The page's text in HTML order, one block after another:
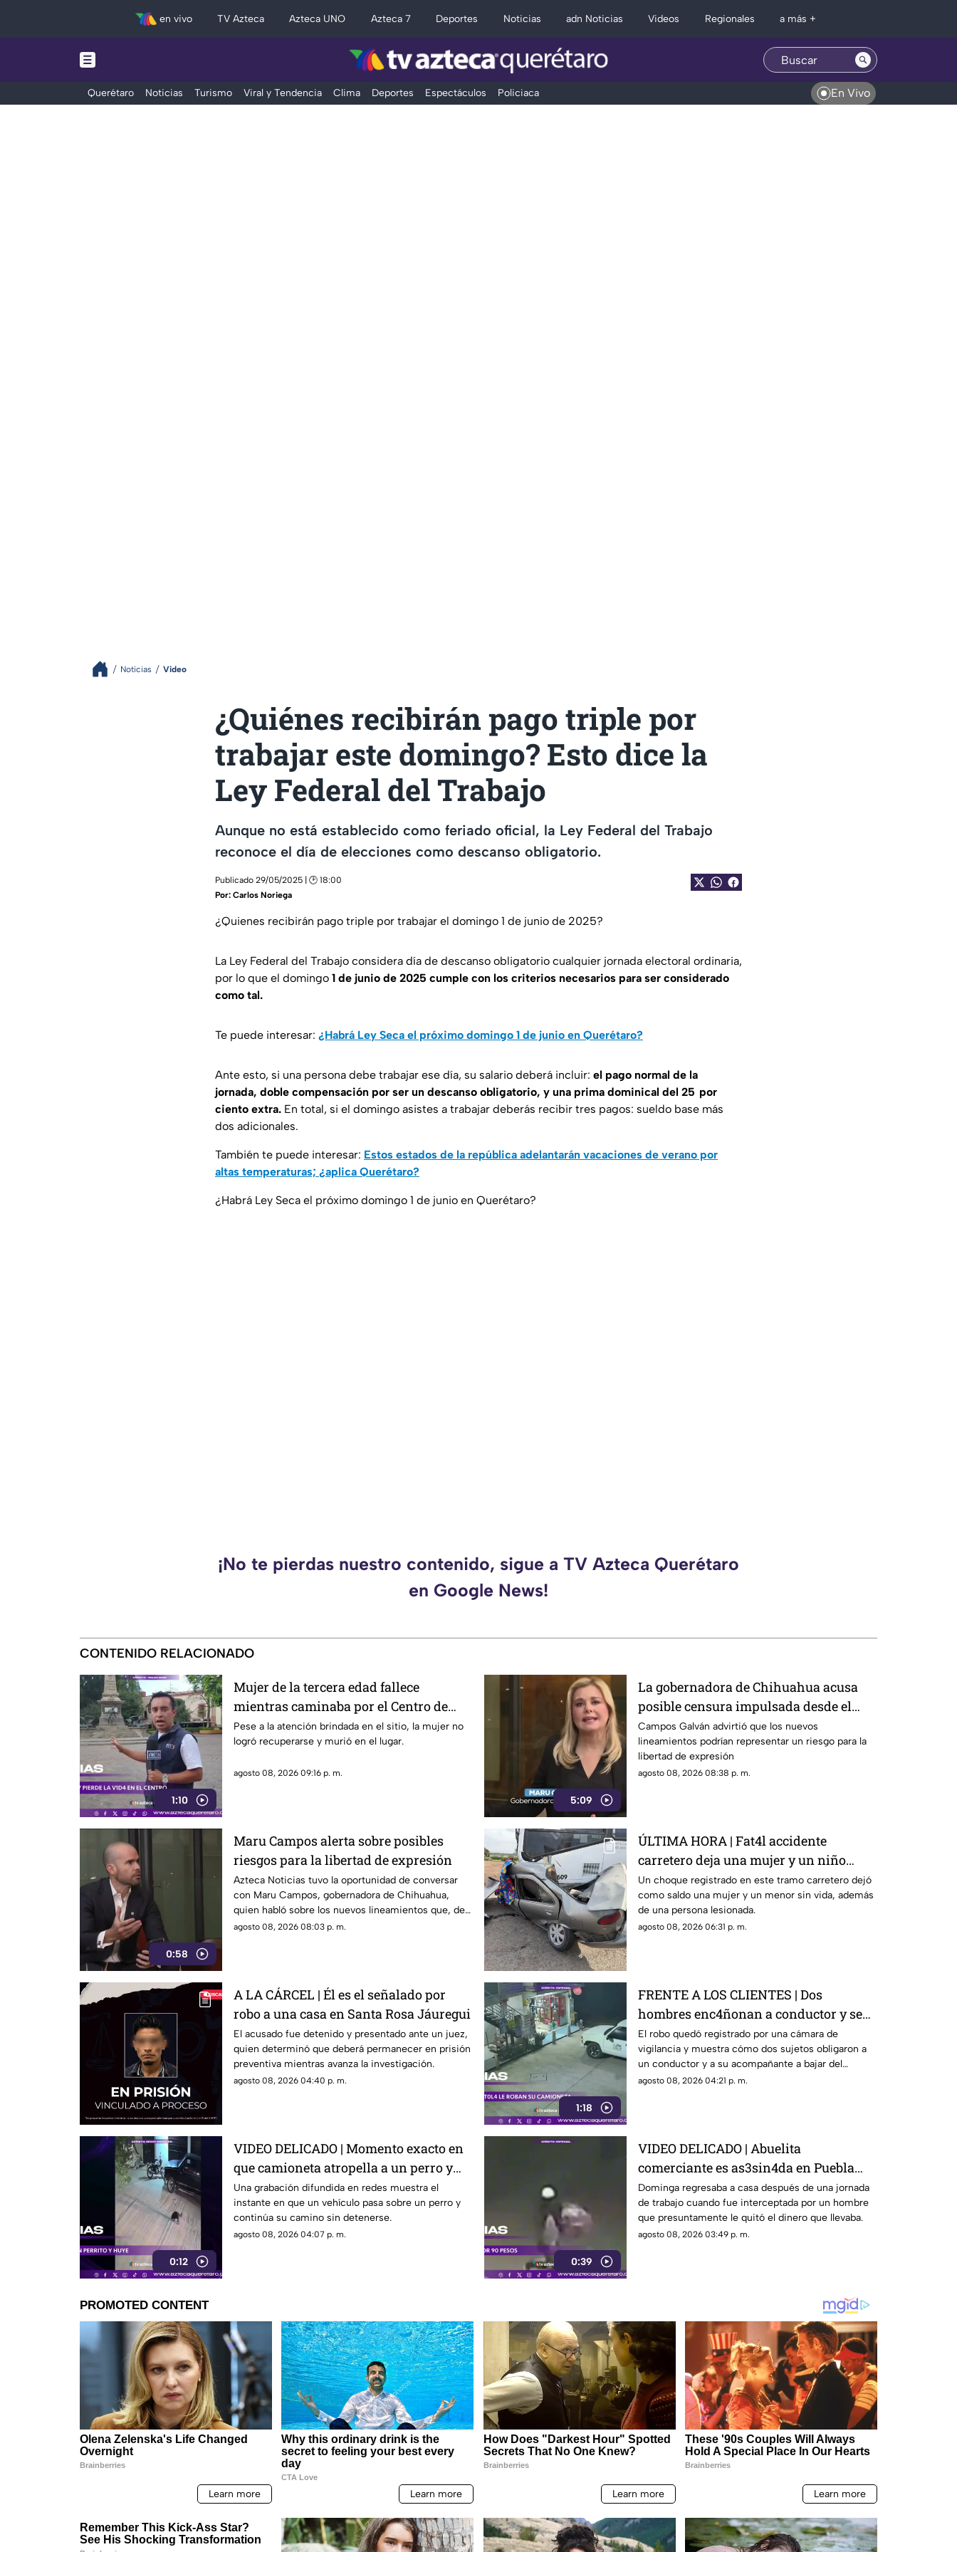
en vivo TV Azteca Azteca UNO Azteca 7 Deportes Noticias adn Noticias Videos Regionales a más +
Querétaro Noticias Turismo Viral y Tendencia Clima Deportes Espectáculos Policiaca En Vivo
Noticias Video
¿Quiénes recibirán pago triple por
trabajar este domingo? Esto dice la
Ley Federal del Trabajo
Aunque no está establecido como feriado oficial, la Ley Federal del Trabajo
reconoce el día de elecciones como descanso obligatorio.
Publicado 29/05/2025 | 🕑 18:00
Por: Carlos Noriega
¿Quienes recibirán pago triple por trabajar el domingo 1 de junio de 2025?
La Ley Federal del Trabajo considera día de descanso obligatorio cualquier jornada electoral ordinaria,
por lo que el domingo 1 de junio de 2025 cumple con los criterios necesarios para ser considerado
como tal.
Te puede interesar: ¿Habrá Ley Seca el próximo domingo 1 de junio en Querétaro?
Ante esto, si una persona debe trabajar ese día, su salario deberá incluir: el pago normal de la
jornada, doble compensación por ser un descanso obligatorio, y una prima dominical del 25 por
ciento extra. En total, si el domingo asistes a trabajar deberás recibir tres pagos: sueldo base más
dos adicionales.
También te puede interesar: Estos estados de la república adelantarán vacaciones de verano por
altas temperaturas; ¿aplica Querétaro?
¿Habrá Ley Seca el próximo domingo 1 de junio en Querétaro?
¡No te pierdas nuestro contenido, sigue a TV Azteca Querétaro
en Google News!
CONTENIDO RELACIONADO
1:10
Mujer de la tercera edad fallece
mientras caminaba por el Centro de
Querétaro
Pese a la atención brindada en el sitio, la mujer no
logró recuperarse y murió en el lugar.
agosto 08, 2026 09:16 p. m.
5:09
La gobernadora de Chihuahua acusa
posible censura impulsada desde el
Gobierno Federal
Campos Galván advirtió que los nuevos
lineamientos podrían representar un riesgo para la
libertad de expresión
agosto 08, 2026 08:38 p. m.
0:58
Maru Campos alerta sobre posibles
riesgos para la libertad de expresión
Azteca Noticias tuvo la oportunidad de conversar
con Maru Campos, gobernadora de Chihuahua,
quien habló sobre los nuevos lineamientos que, de
acuerdo con su postura, podrían representar un
agosto 08, 2026 08:03 p. m.
ÚLTIMA HORA | Fat4l accidente
carretero deja una mujer y un niño
mu3rtos en San Juan del Río
Un choque registrado en este tramo carretero dejó
como saldo una mujer y un menor sin vida, además
de una persona lesionada.
agosto 08, 2026 06:31 p. m.
A LA CÁRCEL | Él es el señalado por
robo a una casa en Santa Rosa Jáuregui
El acusado fue detenido y presentado ante un juez,
quien determinó que deberá permanecer en prisión
preventiva mientras avanza la investigación.
agosto 08, 2026 04:40 p. m.
1:18
FRENTE A LOS CLIENTES | Dos
hombres enc4ñonan a conductor y se
llevan su camioneta
El robo quedó registrado por una cámara de
vigilancia y muestra cómo dos sujetos obligaron a
un conductor y a su acompañante a bajar del
vehículo.
agosto 08, 2026 04:21 p. m.
0:12
VIDEO DELICADO | Momento exacto en
que camioneta atropella a un perro y
conductor escapa
Una grabación difundida en redes muestra el
instante en que un vehículo pasa sobre un perro y
continúa su camino sin detenerse.
agosto 08, 2026 04:07 p. m.
0:39
VIDEO DELICADO | Abuelita
comerciante es as3sin4da en Puebla
por 90 pesos
Dominga regresaba a casa después de una jornada
de trabajo cuando fue interceptada por un hombre
que presuntamente le quitó el dinero que llevaba.
agosto 08, 2026 03:49 p. m.